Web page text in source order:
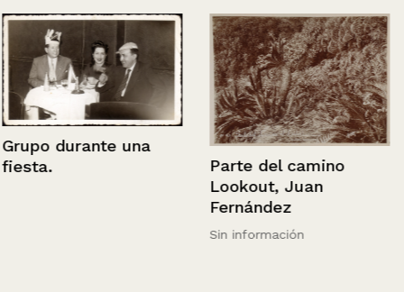
Grupo durante una
fiesta.
Parte del camino
Lookout, Juan
Fernández
Sin información